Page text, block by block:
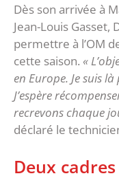
Dès son arrivée à
Jean-Louis Gasset,
permettre à l’OM
cette saison. «
en Europe. Je suis
J’espère
recrevons chaque
déclaré le
Deux